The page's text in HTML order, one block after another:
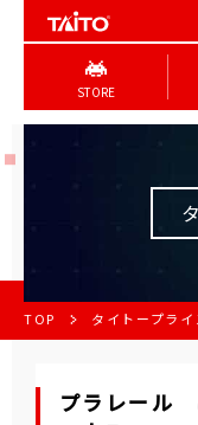
STORE
TOP タイトープライ
プラレール